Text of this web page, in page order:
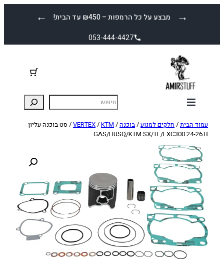
← מבצע על כל הרמפות – ₪450 עד הבית! →
053-444-4427
עמוד הבית/ חלקים למנוע/בוכנה/
VERTEX/KTM
/ סט בוכנה עליון
GAS/HUSQ/KTM SX/TE/EXC300 24-26 B